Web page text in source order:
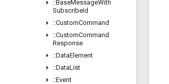
::BaseMessageWith
SubscribeId
::CustomCommand
::CustomCommand
Response
::DataElement
::DataList
::Event